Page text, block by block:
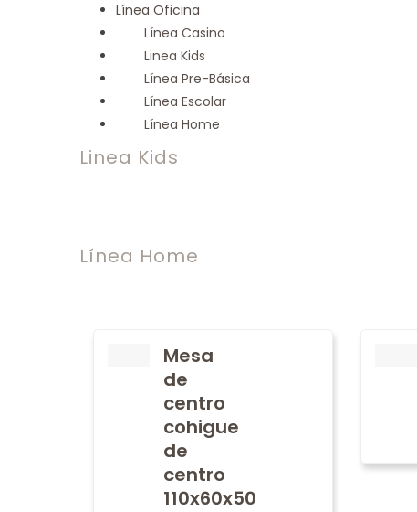
Línea Oficina
Línea Casino
Linea Kids
Línea Pre-Básica
Línea Escolar
Línea Home
Linea Kids
Línea Home
Mesa
de
centro
cohigue
de
centro
110x60x50